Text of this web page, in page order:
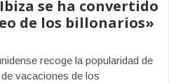
se ha convertido
de los billonarios»
recoge la popularidad de
vacaciones de los